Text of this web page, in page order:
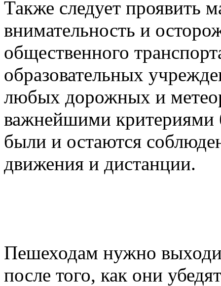
Также следует проявить
внимательность и
общественного
образовательных
любых дорожных и
важнейшими критериями
были и остаются
движения и дистанции.
Пешеходам нужно
после того, как они